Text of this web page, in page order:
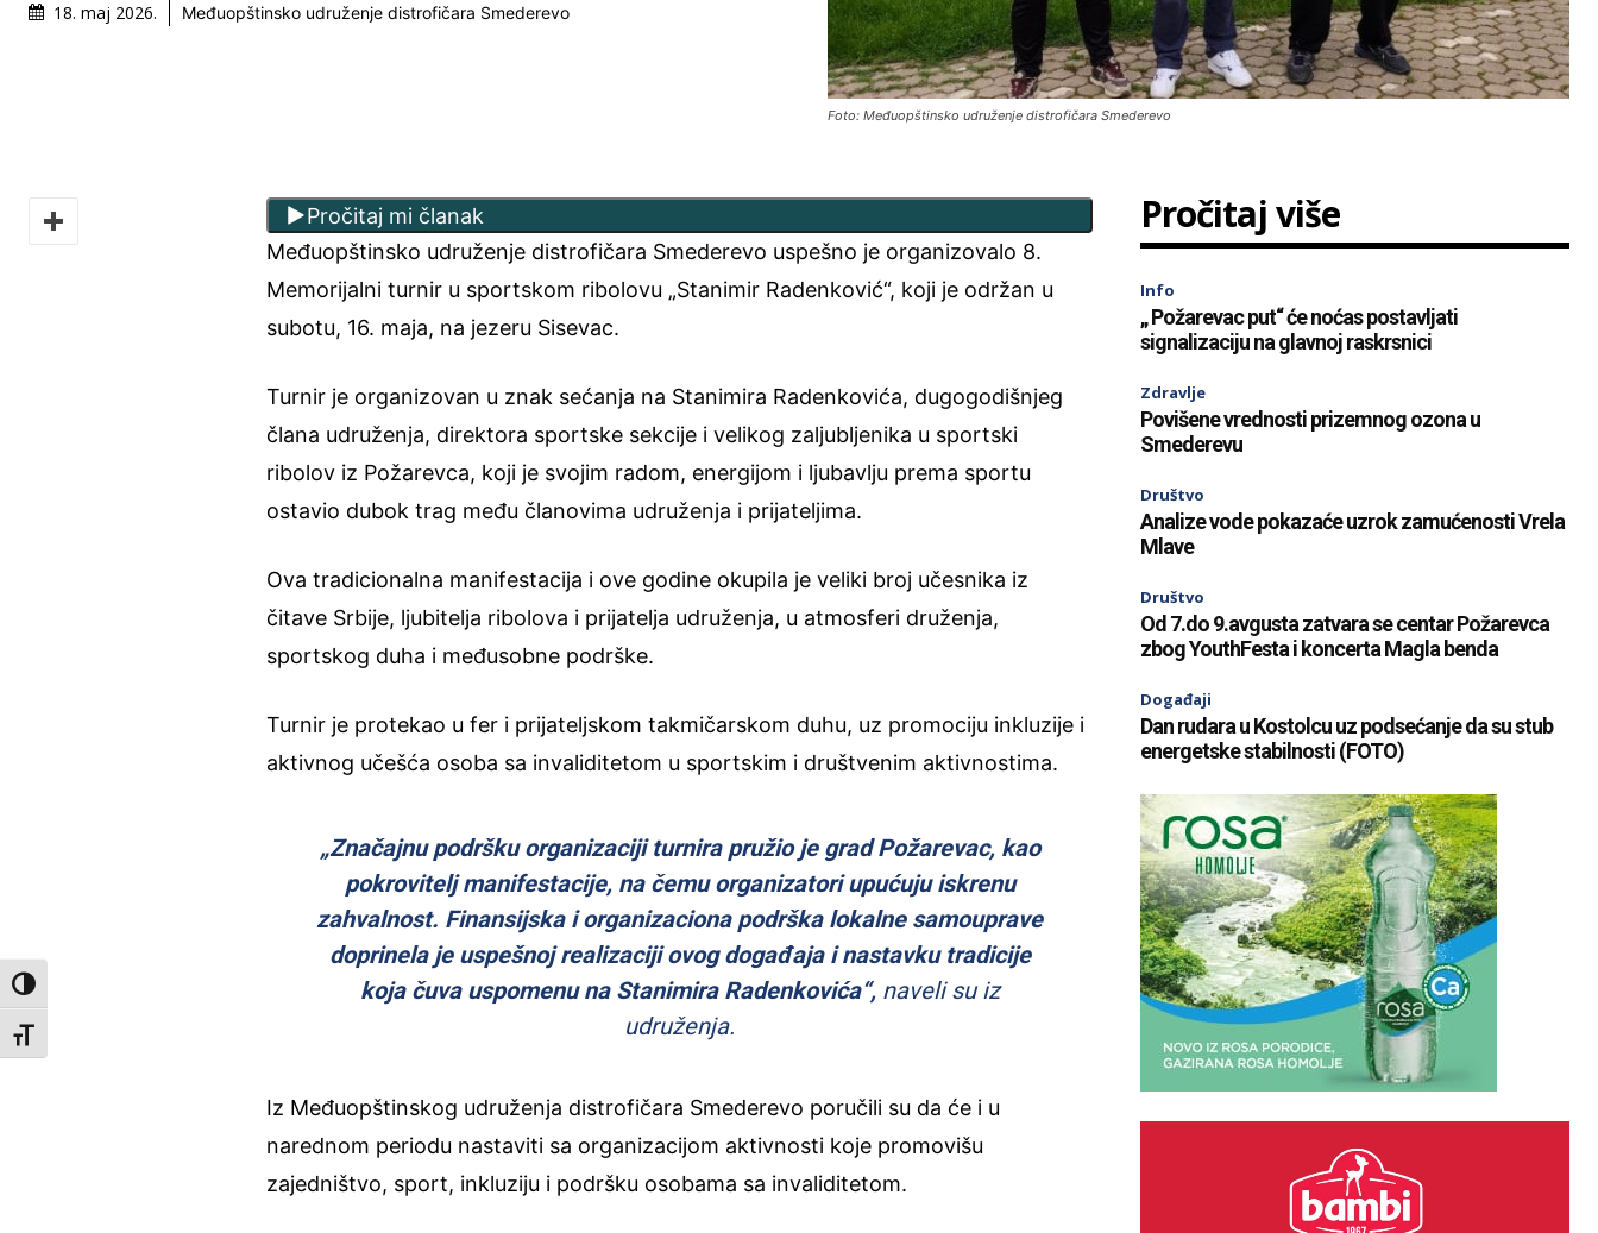
Toggle High Contrast
Toggle Font size
18. maj 2026. Međuopštinsko udruženje distrofičara Smederevo
Foto: Međuopštinsko udruženje distrofičara Smederevo
Pročitaj mi članak
Međuopštinsko udruženje distrofičara Smederevo uspešno je organizovalo 8.
Memorijalni turnir u sportskom ribolovu „Stanimir Radenković“, koji je održan u
subotu, 16. maja, na jezeru Sisevac.
Turnir je organizovan u znak sećanja na Stanimira Radenkovića, dugogodišnjeg
člana udruženja, direktora sportske sekcije i velikog zaljubljenika u sportski
ribolov iz Požarevca, koji je svojim radom, energijom i ljubavlju prema sportu
ostavio dubok trag među članovima udruženja i prijateljima.
Ova tradicionalna manifestacija i ove godine okupila je veliki broj učesnika iz
čitave Srbije, ljubitelja ribolova i prijatelja udruženja, u atmosferi druženja,
sportskog duha i međusobne podrške.
Turnir je protekao u fer i prijateljskom takmičarskom duhu, uz promociju inkluzije i
aktivnog učešća osoba sa invaliditetom u sportskim i društvenim aktivnostima.
„Značajnu podršku organizaciji turnira pružio je grad Požarevac, kao
pokrovitelj manifestacije, na čemu organizatori upućuju iskrenu
zahvalnost. Finansijska i organizaciona podrška lokalne samouprave
doprinela je uspešnoj realizaciji ovog događaja i nastavku tradicije
koja čuva uspomenu na Stanimira Radenkovića“,naveli su iz
udruženja.
Iz Međuopštinskog udruženja distrofičara Smederevo poručili su da će i u
narednom periodu nastaviti sa organizacijom aktivnosti koje promovišu
zajedništvo, sport, inkluziju i podršku osobama sa invaliditetom.
Pročitaj više
Info
„ Požarevac put“ će noćas postavljati
signalizaciju na glavnoj raskrsnici
Zdravlje
Povišene vrednosti prizemnog ozona u
Smederevu
Društvo
Analize vode pokazaće uzrok zamućenosti Vrela
Mlave
Društvo
Od 7.do 9.avgusta zatvara se centar Požarevca
zbog YouthFesta i koncerta Magla benda
Događaji
Dan rudara u Kostolcu uz podsećanje da su stub
energetske stabilnosti (FOTO)